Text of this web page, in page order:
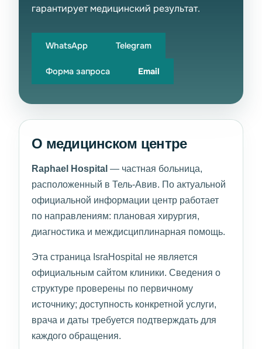
гарантирует медицинский результат.
WhatsApp Telegram
Форма запроса Email
О медицинском центре
Raphael Hospital — частная больница,
расположенный в Тель-Авив. По актуальной
официальной информации центр работает
по направлениям: плановая хирургия,
диагностика и междисциплинарная помощь.
Эта страница IsraHospital не является
официальным сайтом клиники. Сведения о
структуре проверены по первичному
источнику; доступность конкретной услуги,
врача и даты требуется подтверждать для
каждого обращения.